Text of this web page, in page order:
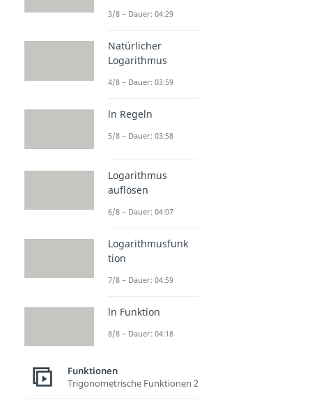
3/8 – Dauer: 04:29
Natürlicher
Logarithmus
4/8 – Dauer: 03:59
ln Regeln
5/8 – Dauer: 03:58
Logarithmus
auflösen
6/8 – Dauer: 04:07
Logarithmusfunk
tion
7/8 – Dauer: 04:59
ln Funktion
8/8 – Dauer: 04:18
Funktionen
Trigonometrische Funktionen 2